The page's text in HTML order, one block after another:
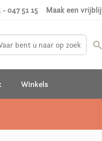
- 047 51 15 Maak een
search
Winkels